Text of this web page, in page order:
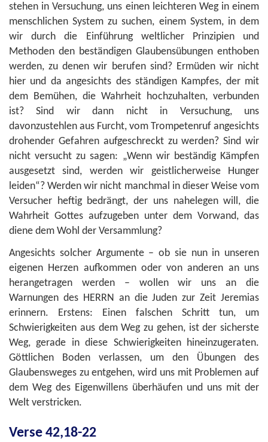
stehen in Versuchung, uns einen leichteren Weg in einem
menschlichen System zu suchen, einem System, in dem
wir durch die Einführung weltlicher Prinzipien und
Methoden den beständigen Glaubensübungen enthoben
werden, zu denen wir berufen sind? Ermüden wir nicht
hier und da angesichts des ständigen Kampfes, der mit
dem Bemühen, die Wahrheit hochzuhalten, verbunden
ist? Sind wir dann nicht in Versuchung, uns
davonzustehlen aus Furcht, vom Trompetenruf angesichts
drohender Gefahren aufgeschreckt zu werden? Sind wir
nicht versucht zu sagen: „Wenn wir beständig Kämpfen
ausgesetzt sind, werden wir geistlicherweise Hunger
leiden“? Werden wir nicht manchmal in dieser Weise vom
Versucher heftig bedrängt, der uns nahelegen will, die
Wahrheit Gottes aufzugeben unter dem Vorwand, das
diene dem Wohl der Versammlung?
Angesichts solcher Argumente – ob sie nun in unseren
eigenen Herzen aufkommen oder von anderen an uns
herangetragen werden – wollen wir uns an die
Warnungen des HERRN an die Juden zur Zeit Jeremias
erinnern. Erstens: Einen falschen Schritt tun, um
Schwierigkeiten aus dem Weg zu gehen, ist der sicherste
Weg, gerade in diese Schwierigkeiten hineinzugeraten.
Göttlichen Boden verlassen, um den Übungen des
Glaubensweges zu entgehen, wird uns mit Problemen auf
dem Weg des Eigenwillens überhäufen und uns mit der
Welt verstricken.
Verse 42,18-22